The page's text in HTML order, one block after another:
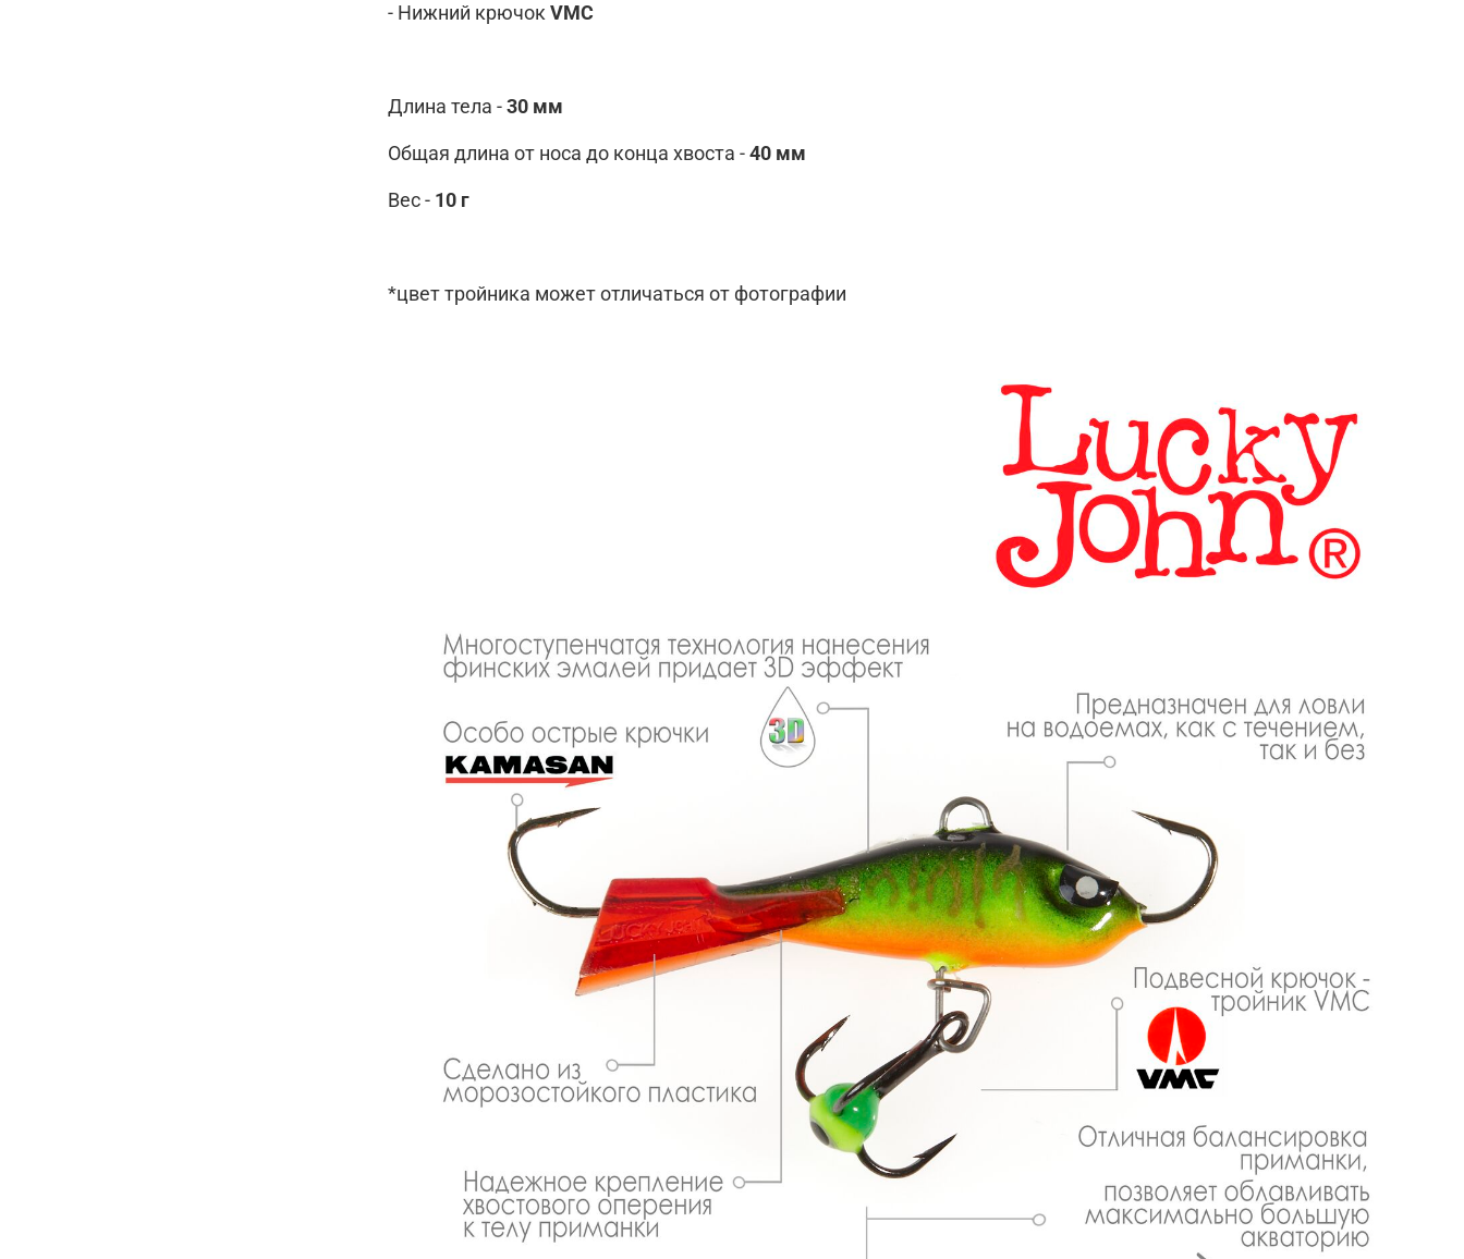
- Нижний крючокVMC
Длина тела -30 мм
Общая длина от носа до конца хвоста -40 мм
Вес - 10 г
*цвет тройника может отличаться от фотографии